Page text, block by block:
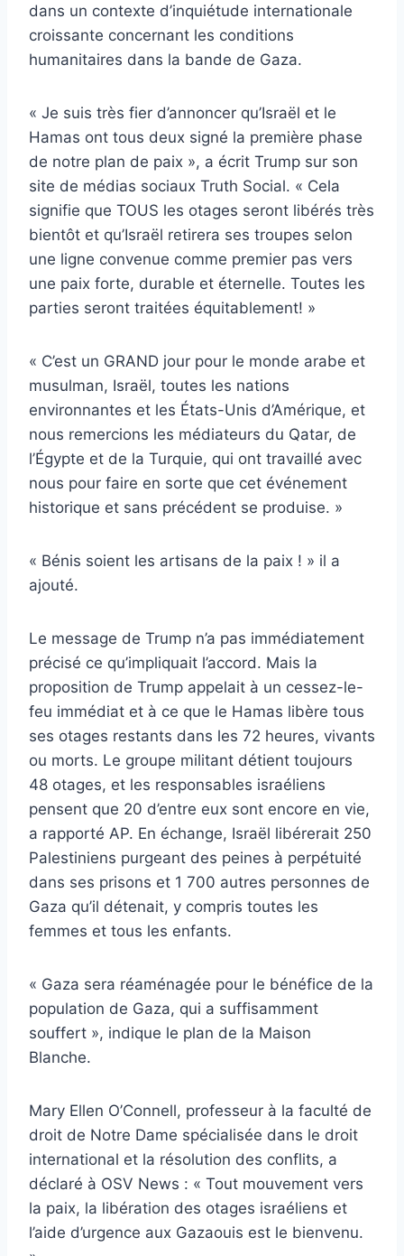
dans un contexte d’inquiétude internationale
croissante concernant les conditions
humanitaires dans la bande de Gaza.
« Je suis très fier d’annoncer qu’Israël et le
Hamas ont tous deux signé la première phase
de notre plan de paix », a écrit Trump sur son
site de médias sociaux Truth Social. « Cela
signifie que TOUS les otages seront libérés très
bientôt et qu’Israël retirera ses troupes selon
une ligne convenue comme premier pas vers
une paix forte, durable et éternelle. Toutes les
parties seront traitées équitablement! »
« C’est un GRAND jour pour le monde arabe et
musulman, Israël, toutes les nations
environnantes et les États-Unis d’Amérique, et
nous remercions les médiateurs du Qatar, de
l’Égypte et de la Turquie, qui ont travaillé avec
nous pour faire en sorte que cet événement
historique et sans précédent se produise. »
« Bénis soient les artisans de la paix ! » il a
ajouté.
Le message de Trump n’a pas immédiatement
précisé ce qu’impliquait l’accord. Mais la
proposition de Trump appelait à un cessez-le-
feu immédiat et à ce que le Hamas libère tous
ses otages restants dans les 72 heures, vivants
ou morts. Le groupe militant détient toujours
48 otages, et les responsables israéliens
pensent que 20 d’entre eux sont encore en vie,
a rapporté AP. En échange, Israël libérerait 250
Palestiniens purgeant des peines à perpétuité
dans ses prisons et 1 700 autres personnes de
Gaza qu’il détenait, y compris toutes les
femmes et tous les enfants.
« Gaza sera réaménagée pour le bénéfice de la
population de Gaza, qui a suffisamment
souffert », indique le plan de la Maison
Blanche.
Mary Ellen O’Connell, professeur à la faculté de
droit de Notre Dame spécialisée dans le droit
international et la résolution des conflits, a
déclaré à OSV News : « Tout mouvement vers
la paix, la libération des otages israéliens et
l’aide d’urgence aux Gazaouis est le bienvenu.